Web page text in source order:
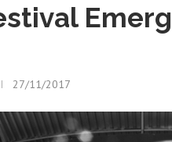
27/11/2017